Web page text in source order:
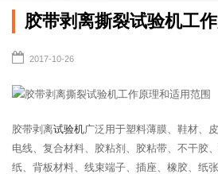
胶带剥离撕裂试验机工
2017-10-26
胶带剥离试验机广泛用于塑料薄膜、鞋材、
电线、复合材料、胶粘剂、胶粘带、不干胶
纸、背板材料、线束端子、插座、橡胶、纸